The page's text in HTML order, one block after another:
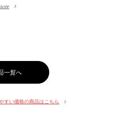
一覧へ
すい価格の商品はこちら